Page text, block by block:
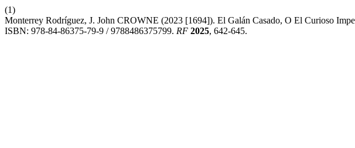
(1)
Monterrey Rodríguez, J. John CROWNE (2023 [1694]). El Galán Casado, O El Curioso
ISBN: 978-84-86375-79-9 / 9788486375799. RF 2025, 642-645.